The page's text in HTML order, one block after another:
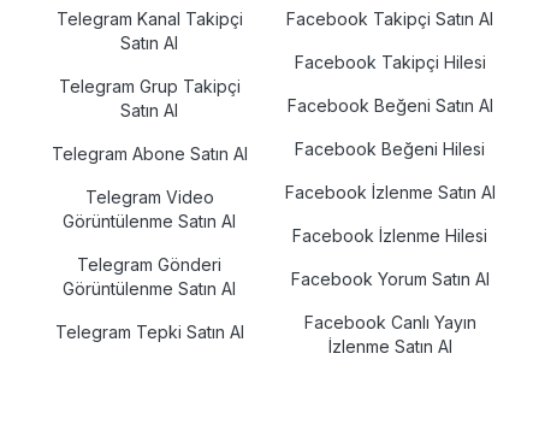
Telegram Kanal Takipçi
Satın Al
Telegram Grup Takipçi
Satın Al
Telegram Abone Satın Al
Telegram Video
Görüntülenme Satın Al
Telegram Gönderi
Görüntülenme Satın Al
Telegram Tepki Satın Al
Facebook Takipçi Satın Al
Facebook Takipçi Hilesi
Facebook Beğeni Satın Al
Facebook Beğeni Hilesi
Facebook İzlenme Satın Al
Facebook İzlenme Hilesi
Facebook Yorum Satın Al
Facebook Canlı Yayın
İzlenme Satın Al